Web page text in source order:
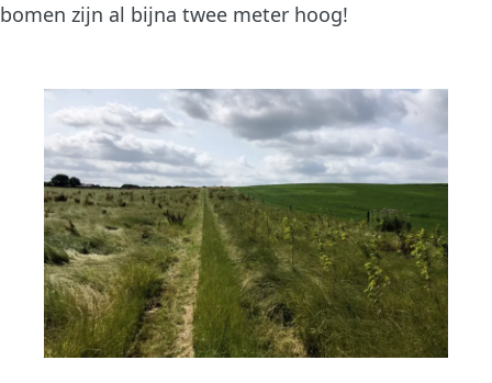
bomen zijn al bijna twee meter hoog!